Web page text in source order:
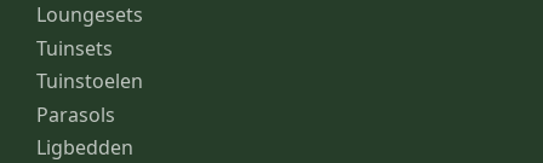
Loungesets
Tuinsets
Tuinstoelen
Parasols
Ligbedden